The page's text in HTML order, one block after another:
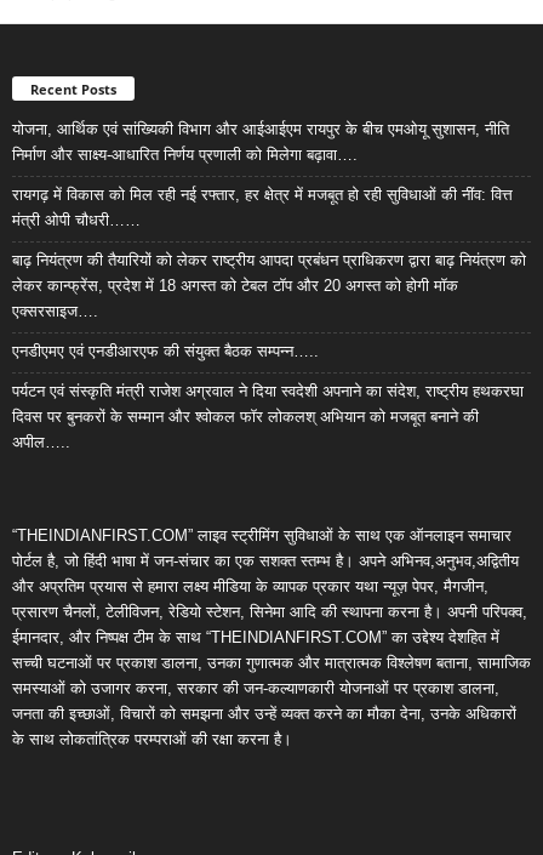
Recent Posts
योजना, आर्थिक एवं सांख्यिकी विभाग और आईआईएम रायपुर के बीच एमओयू सुशासन, नीति
निर्माण और साक्ष्य-आधारित निर्णय प्रणाली को मिलेगा बढ़ावा….
रायगढ़ में विकास को मिल रही नई रफ्तार, हर क्षेत्र में मजबूत हो रही सुविधाओं की नींव: वित्त
मंत्री ओपी चौधरी……
बाढ़ नियंत्रण की तैयारियों को लेकर राष्ट्रीय आपदा प्रबंधन प्राधिकरण द्वारा बाढ़ नियंत्रण को
लेकर कान्फ्रेंस, प्रदेश में 18 अगस्त को टेबल टॉप और 20 अगस्त को होगी मॉक
एक्सरसाइज….
एनडीएमए एवं एनडीआरएफ की संयुक्त बैठक सम्पन्न…..
पर्यटन एवं संस्कृति मंत्री राजेश अग्रवाल ने दिया स्वदेशी अपनाने का संदेश, राष्ट्रीय हथकरघा
दिवस पर बुनकरों के सम्मान और श्वोकल फॉर लोकलश् अभियान को मजबूत बनाने की
अपील…..
“THEINDIANFIRST.COM” लाइव स्ट्रीमिंग सुविधाओं के साथ एक ऑनलाइन समाचार
पोर्टल है, जो हिंदी भाषा में जन-संचार का एक सशक्त स्तम्भ है। अपने अभिनव,अनुभव,अद्वितीय
और अप्रतिम प्रयास से हमारा लक्ष्य मीडिया के व्यापक प्रकार यथा न्यूज़ पेपर, मैगजीन,
प्रसारण चैनलों, टेलीविजन, रेडियो स्टेशन, सिनेमा आदि की स्थापना करना है। अपनी परिपक्व,
ईमानदार, और निष्पक्ष टीम के साथ “THEINDIANFIRST.COM” का उद्देश्य देशहित में
सच्ची घटनाओं पर प्रकाश डालना, उनका गुणात्मक और मात्रात्मक विश्लेषण बताना, सामाजिक
समस्याओं को उजागर करना, सरकार की जन-कल्याणकारी योजनाओं पर प्रकाश डालना,
जनता की इच्छाओं, विचारों को समझना और उन्हें व्यक्त करने का मौका देना, उनके अधिकारों
के साथ लोकतांत्रिक परम्पराओं की रक्षा करना है।